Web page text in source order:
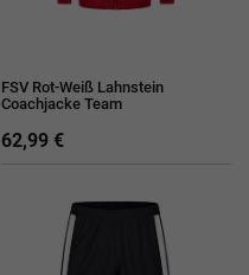
FSV Rot-Weiß Lahnstein
Coachjacke Team
62,99 €